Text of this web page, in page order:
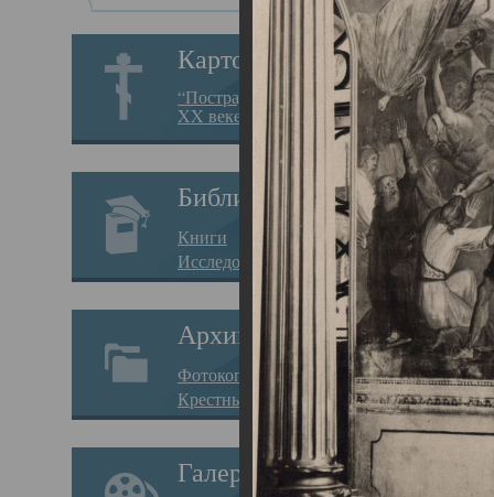
Картотека
“Пострадавшие за веру в
XX веке на Севере”
Библиотека
Книги
Исследования
Архив
Фотокопии дел
Крестные ходы
Галерея